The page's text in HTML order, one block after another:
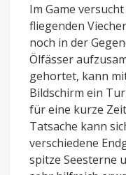
Im Game
fliegenden
noch in der
Ölfässer
gehortet, kann
Bildschirm ein
für eine kurze
Tatsache kann
verschiedene
spitze Seesterne